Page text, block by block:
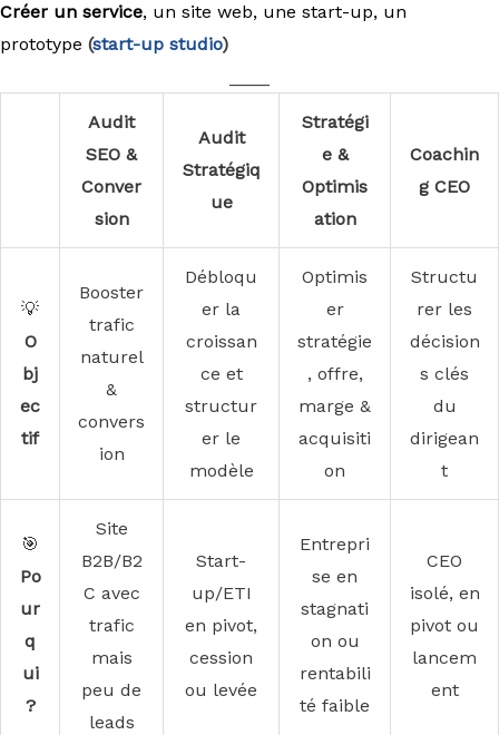
Créer un service, un site web, une start-up, un
prototype (start-up studio)
Audit
SEO &
Conver
sion
Audit
Stratégiq
ue
Stratégi
e &
Optimis
ation
Coachin
g CEO
💡
O
bj
ec
tif
Booster
trafic
naturel
&
convers
ion
Débloqu
er la
croissan
ce et
structur
er le
modèle
Optimis
er
stratégie
, offre,
marge &
acquisiti
on
Structu
rer les
décision
s clés
du
dirigean
t
🎯
Po
ur
q
ui
?
Site
B2B/B2
C avec
trafic
mais
peu de
leads
Start-
up/ETI
en pivot,
cession
ou levée
Entrepri
se en
stagnati
on ou
rentabili
té faible
CEO
isolé, en
pivot ou
lancem
ent